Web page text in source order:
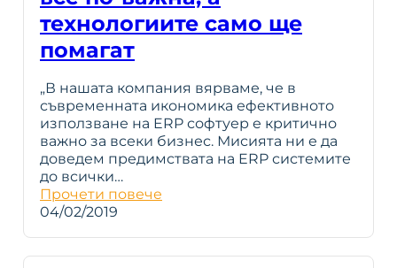
технологиите само ще
помагат
„В нашата компания вярваме, че в
съвременната икономика ефективното
използване на ERP софтуер е критично
важно за всеки бизнес. Мисията ни е да
доведем предимствата на ERP системите
до всички…
Прочети повече
04/02/2019